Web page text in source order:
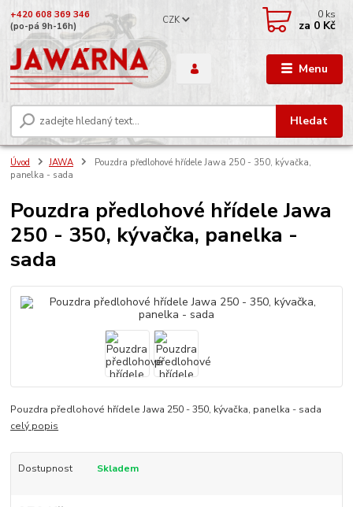
Menu
CZK
Hledat
+420 608 369 346
(po-pá 9h-16h)
0 ks
za 0 Kč
Úvod JAWA
Pouzdra předlohové hřídele Jawa 250 - 350, kývačka,
panelka - sada
Pouzdra předlohové hřídele Jawa
250 - 350, kývačka, panelka -
sada
Pouzdra předlohové hřídele Jawa 250 - 350, kývačka, panelka - sada
celý popis
Dostupnost Skladem